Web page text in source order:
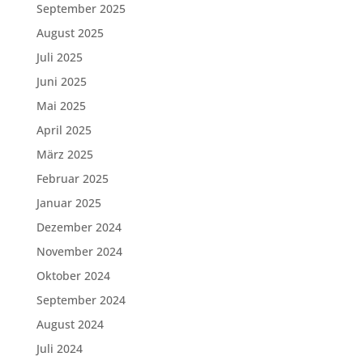
September 2025
August 2025
Juli 2025
Juni 2025
Mai 2025
April 2025
März 2025
Februar 2025
Januar 2025
Dezember 2024
November 2024
Oktober 2024
September 2024
August 2024
Juli 2024